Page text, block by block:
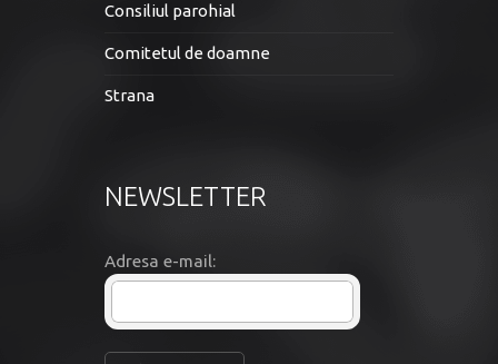
Consiliul parohial
Comitetul de doamne
Strana
NEWSLETTER
Adresa e-mail: